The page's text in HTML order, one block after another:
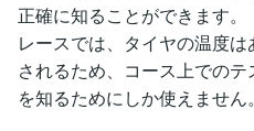
正確に知ることができます。
レースでは、タイヤの温度
されるため、コース上での
を知るためにしか使えません。